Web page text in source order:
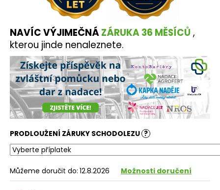
NAVÍC VÝJIMEČNÁZÁRUKA 36 MĚSÍCŮ ,
kterou jinde nenaleznete.
PRODLOUŽENÍ ZÁRUKY SCHODOLEZU ?
Můžeme doručit do: 12.8.2026 Možnosti doručení
u
č
u
j
e
m
e